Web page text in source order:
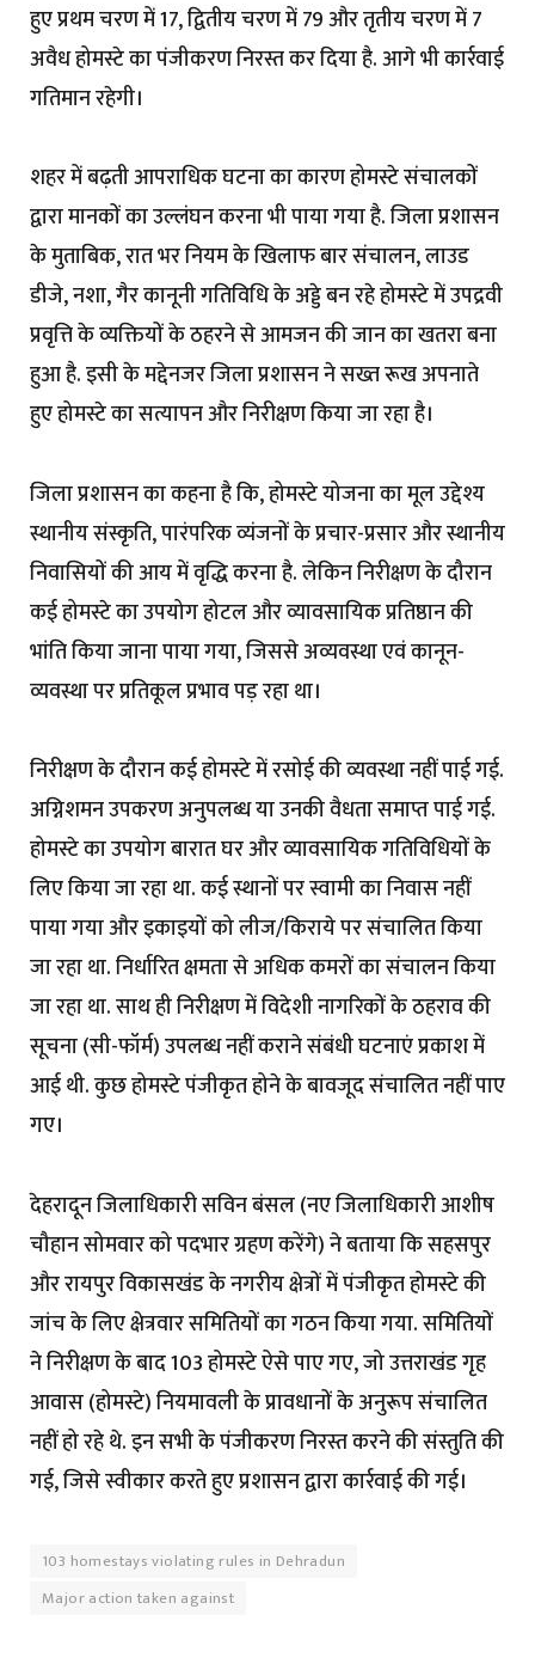
हुए प्रथम चरण में 17, द्वितीय चरण में 79 और तृतीय चरण में 7
अवैध होमस्टे का पंजीकरण निरस्त कर दिया है. आगे भी कार्रवाई
गतिमान रहेगी।
शहर में बढ़ती आपराधिक घटना का कारण होमस्टे संचालकों
द्वारा मानकों का उल्लंघन करना भी पाया गया है. जिला प्रशासन
के मुताबिक, रात भर नियम के खिलाफ बार संचालन, लाउड
डीजे, नशा, गैर कानूनी गतिविधि के अड्डे बन रहे होमस्टे में उपद्रवी
प्रवृत्ति के व्यक्तियों के ठहरने से आमजन की जान का खतरा बना
हुआ है. इसी के मद्देनजर जिला प्रशासन ने सख्त रूख अपनाते
हुए होमस्टे का सत्यापन और निरीक्षण किया जा रहा है।
जिला प्रशासन का कहना है कि, होमस्टे योजना का मूल उद्देश्य
स्थानीय संस्कृति, पारंपरिक व्यंजनों के प्रचार-प्रसार और स्थानीय
निवासियों की आय में वृद्धि करना है. लेकिन निरीक्षण के दौरान
कई होमस्टे का उपयोग होटल और व्यावसायिक प्रतिष्ठान की
भांति किया जाना पाया गया, जिससे अव्यवस्था एवं कानून-
व्यवस्था पर प्रतिकूल प्रभाव पड़ रहा था।
निरीक्षण के दौरान कई होमस्टे में रसोई की व्यवस्था नहीं पाई गई.
अग्निशमन उपकरण अनुपलब्ध या उनकी वैधता समाप्त पाई गई.
होमस्टे का उपयोग बारात घर और व्यावसायिक गतिविधियों के
लिए किया जा रहा था. कई स्थानों पर स्वामी का निवास नहीं
पाया गया और इकाइयों को लीज/किराये पर संचालित किया
जा रहा था. निर्धारित क्षमता से अधिक कमरों का संचालन किया
जा रहा था. साथ ही निरीक्षण में विदेशी नागरिकों के ठहराव की
सूचना (सी-फॉर्म) उपलब्ध नहीं कराने संबंधी घटनाएं प्रकाश में
आई थी. कुछ होमस्टे पंजीकृत होने के बावजूद संचालित नहीं पाए
गए।
देहरादून जिलाधिकारी सविन बंसल (नए जिलाधिकारी आशीष
चौहान सोमवार को पदभार ग्रहण करेंगे) ने बताया कि सहसपुर
और रायपुर विकासखंड के नगरीय क्षेत्रों में पंजीकृत होमस्टे की
जांच के लिए क्षेत्रवार समितियों का गठन किया गया. समितियों
ने निरीक्षण के बाद 103 होमस्टे ऐसे पाए गए, जो उत्तराखंड गृह
आवास (होमस्टे) नियमावली के प्रावधानों के अनुरूप संचालित
नहीं हो रहे थे. इन सभी के पंजीकरण निरस्त करने की संस्तुति की
गई, जिसे स्वीकार करते हुए प्रशासन द्वारा कार्रवाई की गई।
103 homestays violating rules in Dehradun
Major action taken against